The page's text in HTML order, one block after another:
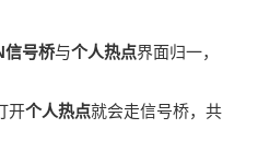
信号桥与个人热点界面归一，
开个人热点就会走信号桥，共